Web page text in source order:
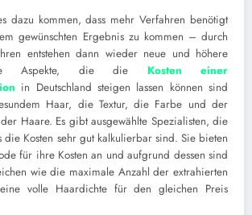
dazu kommen, dass mehr Verfahren benötigt
gewünschten Ergebnis zu kommen – durch
entstehen dann wieder neue und höhere
Aspekte, die die Kosten einer
in Deutschland steigen lassen können sind
Haar, die Textur, die Farbe und der
Haare. Es gibt ausgewählte Spezialisten, die
die Kosten sehr gut kalkulierbar sind. Sie bieten
für ihre Kosten an und aufgrund dessen sind
wie die maximale Anzahl der extrahierten
volle Haardichte für den gleichen Preis